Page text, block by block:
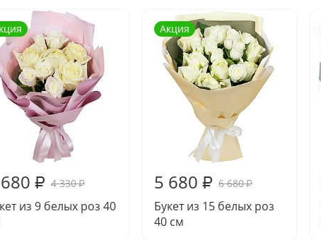
₽ 4 330₽
из 9 белых роз 40
Акция
5 680 ₽ 6 680₽
Букет из 15 белых роз
40 см